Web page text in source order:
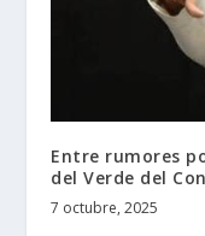
Entre rumores
del Verde del
7 octubre, 2025